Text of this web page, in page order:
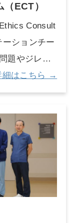
福祉士、公
。 毎週火曜
」を該当患
ムが各病棟
ます。そこ
その患者さ
方法をアド
日には、チ
機能低下に
フが相談し
ームがかか
ても相談に
供できるよ
ECT）
Consult
ションチー
題やジレン
談に対応し
雑性が増す
決定に関し
事者と共に
し合い、患
話を促進
います。
細はこちら →